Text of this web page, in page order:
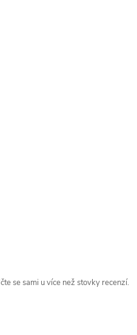
se sami u více než stovky recenzí.